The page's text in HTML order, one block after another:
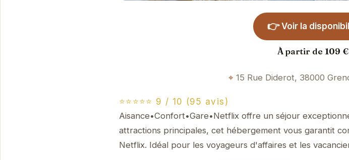
👉 Voir la
À partir de 109 €
15 Rue Diderot, 38000
⭐⭐⭐⭐⭐ 9 / 10 (95 avis)
Aisance•Confort•Gare•Netflix offre un séjour
attractions principales, cet hébergement vous garantit
Netflix. Idéal pour les voyageurs d'affaires et les